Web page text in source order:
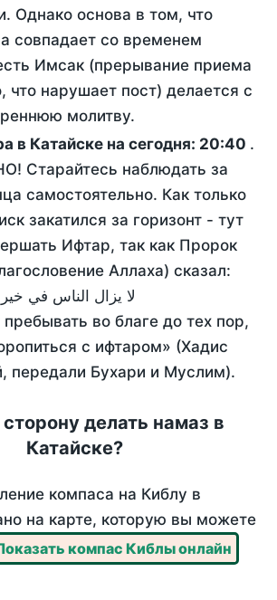
Однако основа в том, что
совпадает со временем
Имсак (прерывание приема
что нарушает пост) делается с
молитву.
в Катайске на сегодня: 20:40 .
Старайтесь наблюдать за
самостоятельно. Как только
закатился за горизонт - тут
Ифтар, так как Пророк
Аллаха) сказал:
لا يزال الناس في
во благе до тех пор,
с ифтаром» (Хадис
передали Бухари и Муслим).
делать намаз в
Катайске?
компаса на Киблу в
на карте, которую вы можете
компас Киблы онлайн